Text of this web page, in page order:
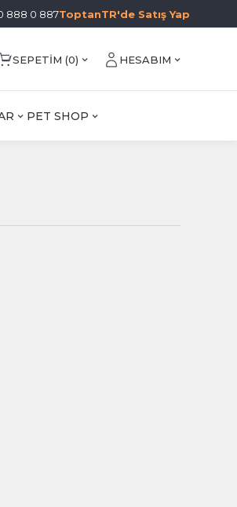
888 0 887ToptanTR'de Satış Yap
SEPETIM (0) HESABIM
PET SHOP